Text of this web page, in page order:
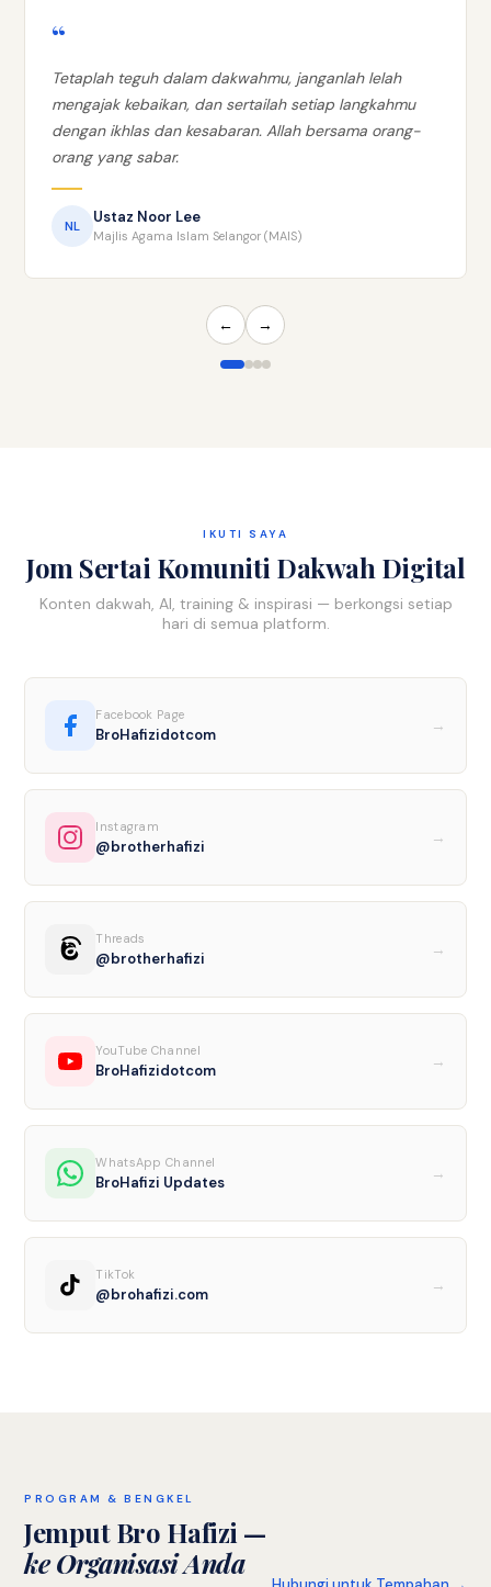
“
Tetaplah teguh dalam dakwahmu, janganlah lelah
mengajak kebaikan, dan sertailah setiap langkahmu
dengan ikhlas dan kesabaran. Allah bersama orang-
orang yang sabar.
NL Ustaz Noor Lee
Majlis Agama Islam Selangor (MAIS)
← →
IKUTI SAYA
Jom Sertai Komuniti Dakwah Digital
Konten dakwah, AI, training & inspirasi — berkongsi setiap
hari di semua platform.
Facebook Page
BroHafizidotcom →
Instagram
@brotherhafizi →
Threads
@brotherhafizi →
YouTube Channel
BroHafizidotcom →
WhatsApp Channel
BroHafizi Updates →
TikTok
@brohafizi.com →
PROGRAM & BENGKEL
Jemput Bro Hafizi —
ke Organisasi Anda